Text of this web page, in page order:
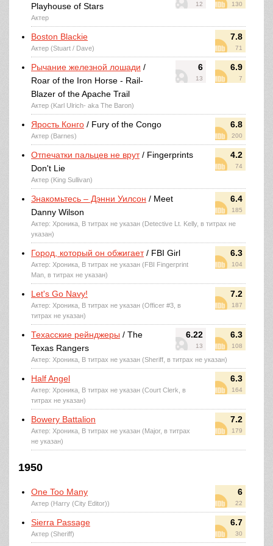
12 130
Playhouse of Stars
Актер
7.8
71
Boston Blackie
Актер (Stuart / Dave)
6
13
6.9
7
Рычание железной лошади /
Roar of the Iron Horse - Rail-
Blazer of the Apache Trail
Актер (Karl Ulrich- aka The Baron)
6.8
200
Ярость Конго / Fury of the Congo
Актер (Barnes)
4.2
74
Отпечатки пальцев не врут/ Fingerprints
Don't Lie
Актер (King Sullivan)
6.4
185
Знакомьтесь – Дэнни Уилсон / Meet
Danny Wilson
Актер: Хроника, В титрах не указан (Detective Lt. Kelly, в титрах не
указан)
6.3
104
Город, который он обжигает/ FBI Girl
Актер: Хроника, В титрах не указан (FBI Fingerprint
Man, в титрах не указан)
7.2
187
Let's Go Navy!
Актер: Хроника, В титрах не указан (Officer #3, в
титрах не указан)
6.22
13
6.3
108
Техасские рейнджеры / The
Texas Rangers
Актер: Хроника, В титрах не указан (Sheriff, в титрах не указан)
6.3
164
Half Angel
Актер: Хроника, В титрах не указан (Court Clerk, в
титрах не указан)
7.2
179
Bowery Battalion
Актер: Хроника, В титрах не указан (Major, в титрах
не указан)
1950
6
22
One Too Many
Актер (Harry (City Editor))
6.7
30
Sierra Passage
Актер (Sheriff)